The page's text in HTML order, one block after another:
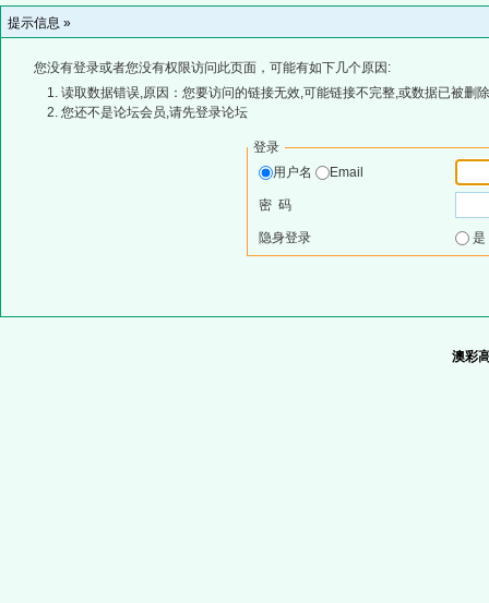
提示信息 »
您没有登录或者您没有权限访问此页面，可能有如下几个原因:
读取数据错误,原因：您要访问的链接无效,可能链接不完整,或数据已被删
您还不是论坛会员,请先登录论坛
登录
用户名
Email
密 码
隐身登录
澳彩